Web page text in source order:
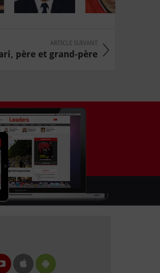
ARTICLE SUIVANT
père et grand-père